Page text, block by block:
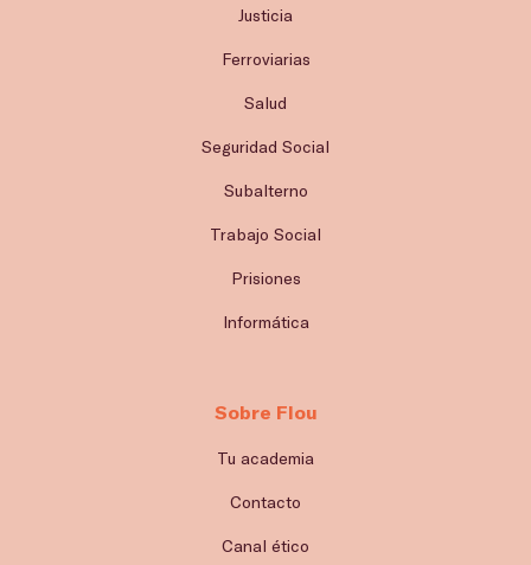
Justicia
Ferroviarias
Salud
Seguridad Social
Subalterno
Trabajo Social
Prisiones
Informática
Sobre Flou
Tu academia
Contacto
Canal ético